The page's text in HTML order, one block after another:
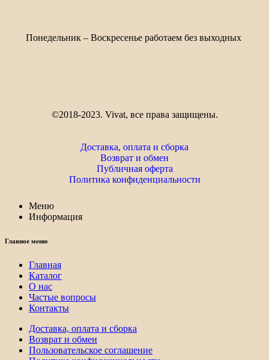
Понедельник – Воскресенье работаем без выходных
©2018-2023. Vivat, все права защищены.
Доставка, оплата и сборка
Возврат и обмен
Публичная оферта
Политика конфиденциальности
Меню
Информация
Главное меню
Главная
Каталог
О нас
Частые вопросы
Контакты
Доставка, оплата и сборка
Возврат и обмен
Пользовательское соглашение